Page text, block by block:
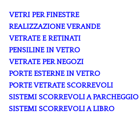
VETRI PER FINESTRE
REALIZZAZIONE VERANDE
VETRATE E RETINATI
PENSILINE IN VETRO
VETRATE PER NEGOZI
PORTE ESTERNE IN VETRO
PORTE VETRATE SCORREVOLI
SISTEMI SCORREVOLI A PARCHEGGIO
SISTEMI SCORREVOLI A LIBRO